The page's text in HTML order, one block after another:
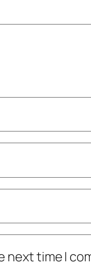
next time I